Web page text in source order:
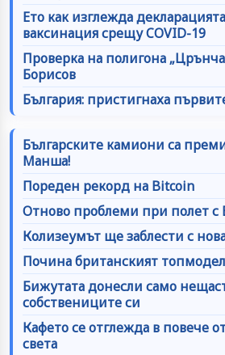
Ето как изглежда
ваксинация срещу COVID-19
Проверка на полигона
Борисов
България: пристигнаха
Българските камиони са
Манша!
Пореден рекорд на Bitcoin
Отново проблеми при полет с
Колизеумът ще заблести с
Почина британският
Бижутата донесли само
собствениците си
Кафето се отглежда в повече
света